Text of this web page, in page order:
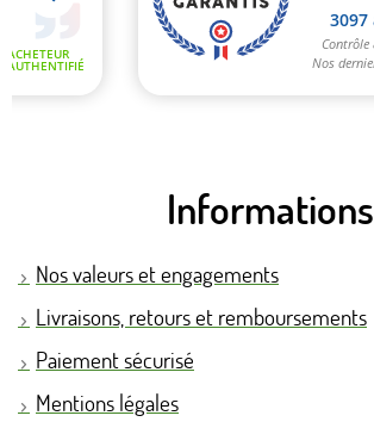
Informations
Nos valeurs et engagements
Livraisons, retours et remboursements
Paiement sécurisé
Mentions légales